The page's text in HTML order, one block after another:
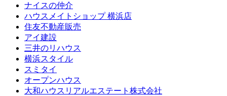
ナイスの仲介
ハウスメイトショップ 横浜店
住友不動産販売
アイ建設
三井のリハウス
横浜スタイル
スミタイ
オープンハウス
大和ハウスリアルエステート株式会社